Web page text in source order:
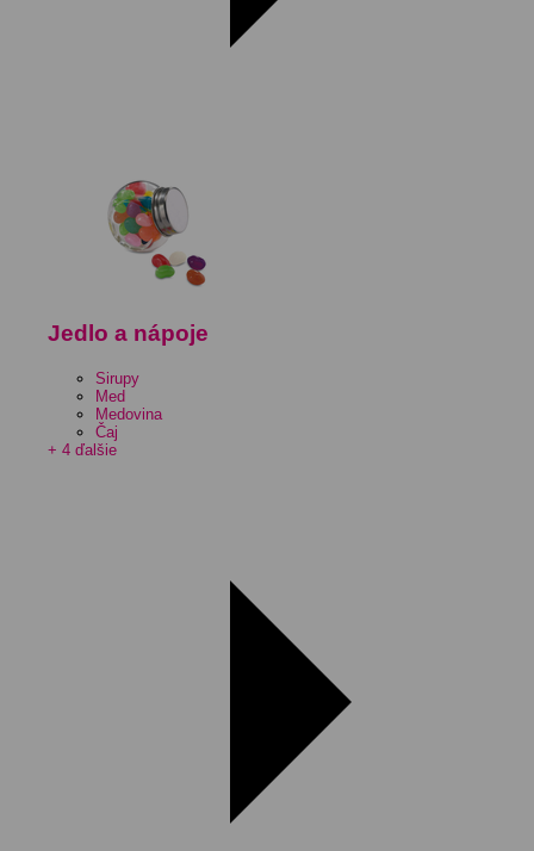
Jedlo a nápoje
Sirupy
Med
Medovina
Čaj
+ 4 ďalšie